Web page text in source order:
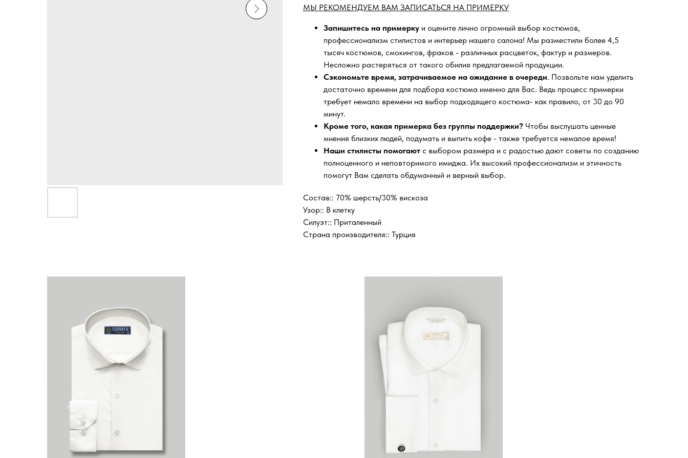
МЫ РЕКОМЕНДУЕМ ВАМ ЗАПИСАТЬСЯ НА ПРИМЕРКУ
Запишитесь на примерку и оцените лично огромный выбор костюмов,
профессионализм стилистов и интерьер нашего салона! Мы разместили более 4,5
тысяч костюмов, смокингов, фраков - различных расцветок, фактур и размеров.
Несложно растеряться от такого обилия предлагаемой продукции.
Сэкономьте время, затрачиваемое на ожидание в очереди. Позвольте нам уделить
достаточно времени для подбора костюма именно для Вас. Ведь процесс примерки
требует немало времени на выбор подходящего костюма- как правило, от 30 до 90
минут.
Кроме того, какая примерка без группы поддержки? Чтобы выслушать ценные
мнения близких людей, подумать и выпить кофе - также требуется немалое время!
Наши стилисты помогают с выбором размера и с радостью дают советы по созданию
полноценного и неповторимого имиджа. Их высокий профессионализм и этичность
помогут Вам сделать обдуманный и верный выбор.
Состав:: 70% шерсть/30% вискоза
Узор:: В клетку
Силуэт:: Приталенный
Страна производителя:: Турция